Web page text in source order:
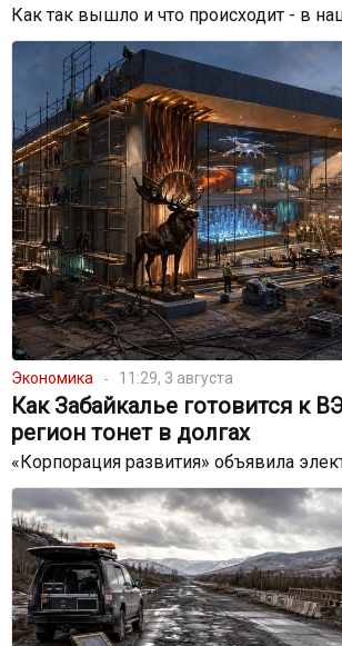
Как так вышло и что происходит - в
Экономика 11:29, 3 августа
Как Забайкалье готовится к
регион тонет в долгах
«Корпорация развития» объявила